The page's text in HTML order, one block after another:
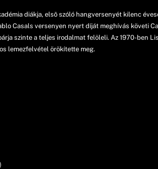
diákja, elsõ szóló hangversenyét kilenc
Casals versenyen nyert díját meghívás követi
szinte a teljes irodalmat felöleli. Az 1970-ben
lemezfelvétel örökítette meg.